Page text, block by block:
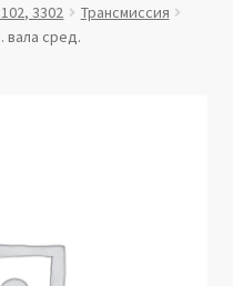
3302
Трансмиссия
вала сред.